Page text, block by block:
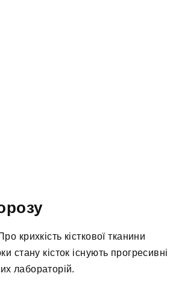
крихкість кісткової тканини
стану кісток існують прогресивні
лабораторій.